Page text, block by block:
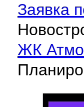
Заявка
ЖК